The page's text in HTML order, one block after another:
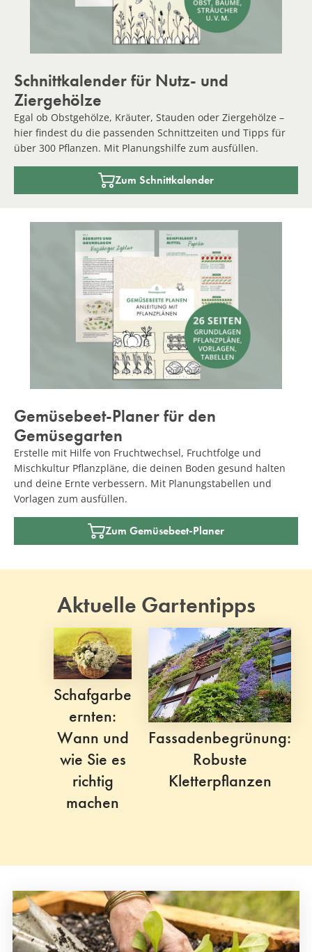
Schnittkalender für Nutz- und
Ziergehölze
Egal ob Obstgehölze, Kräuter, Stauden oder Ziergehölze –
hier findest du die passenden Schnittzeiten und Tipps für
über 300 Pflanzen. Mit Planungshilfe zum ausfüllen.
Zum Schnittkalender
Gemüsebeet-Planer für den
Gemüsegarten
Erstelle mit Hilfe von Fruchtwechsel, Fruchtfolge und
Mischkultur Pflanzpläne, die deinen Boden gesund halten
und deine Ernte verbessern. Mit Planungstabellen und
Vorlagen zum ausfüllen.
Zum Gemüsebeet-Planer
Aktuelle Gartentipps
Schafgarbe
ernten:
Wann und
wie Sie es
richtig
machen
Fassadenbegrünung:
Robuste
Kletterpflanzen